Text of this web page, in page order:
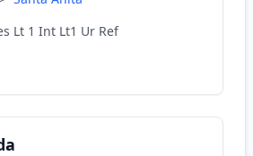
Lt 1 Int Lt1 Ur Ref